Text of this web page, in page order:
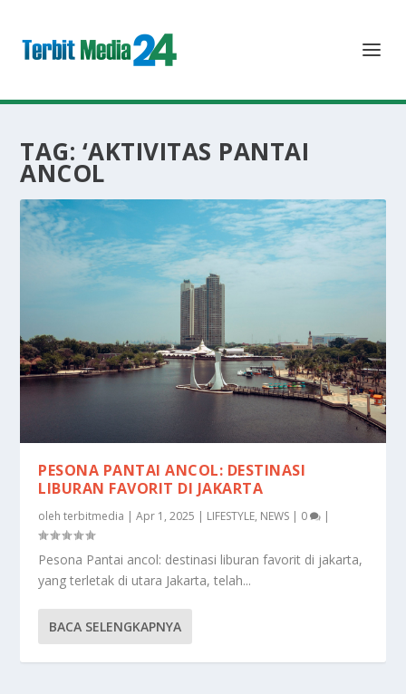
TAG: ‘AKTIVITAS PANTAI
ANCOL
PESONA PANTAI ANCOL: DESTINASI
LIBURAN FAVORIT DI JAKARTA
olehterbitmedia |Apr 1, 2025 | LIFESTYLE, NEWS | 0 |
Pesona Pantai ancol: destinasi liburan favorit di jakarta,
yang terletak di utara Jakarta, telah...
BACA SELENGKAPNYA